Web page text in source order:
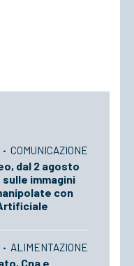
· COMUNICAZIONE
dal 2 agosto
immagini
con
· ALIMENTAZIONE
Cna e